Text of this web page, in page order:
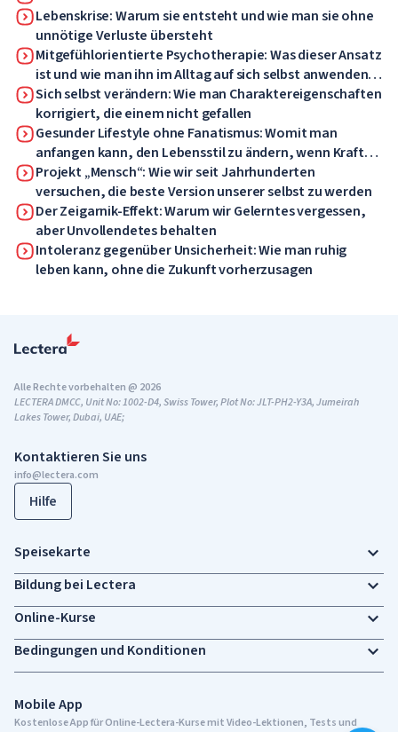
Lebenskrise: Warum sie entsteht und wie man sie ohne
unnötige Verluste übersteht
Mitgefühlorientierte Psychotherapie: Was dieser Ansatz
ist und wie man ihn im Alltag auf sich selbst anwenden
kann
Sich selbst verändern: Wie man Charaktereigenschaften
korrigiert, die einem nicht gefallen
Gesunder Lifestyle ohne Fanatismus: Womit man
anfangen kann, den Lebensstil zu ändern, wenn Kraft
und Motivation fehlen
Projekt „Mensch“: Wie wir seit Jahrhunderten
versuchen, die beste Version unserer selbst zu werden
Der Zeigarnik-Effekt: Warum wir Gelerntes vergessen,
aber Unvollendetes behalten
Intoleranz gegenüber Unsicherheit: Wie man ruhig
leben kann, ohne die Zukunft vorherzusagen
Kontaktieren Sie uns
info@lectera.com
Hilfe
Mobile App
Kostenlose App für Online-Lectera-Kurse mit Video-Lektionen, Tests und
Alle Rechte vorbehalten @ 2026
LECTERA DMCC, Unit No: 1002-D4, Swiss Tower, Plot No: JLT-PH2-Y3A, Jumeirah
Lakes Tower, Dubai, UAE;
Speisekarte
Bildung bei Lectera
Online-Kurse
Bedingungen und Konditionen